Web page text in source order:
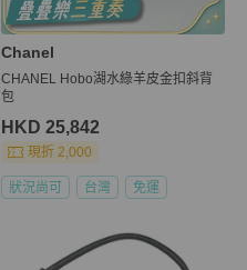
Chanel
CHANEL Hobo湖水綠羊皮金扣斜背
包
HKD 25,842
現折 2,000
狀況尚可 台灣 免運